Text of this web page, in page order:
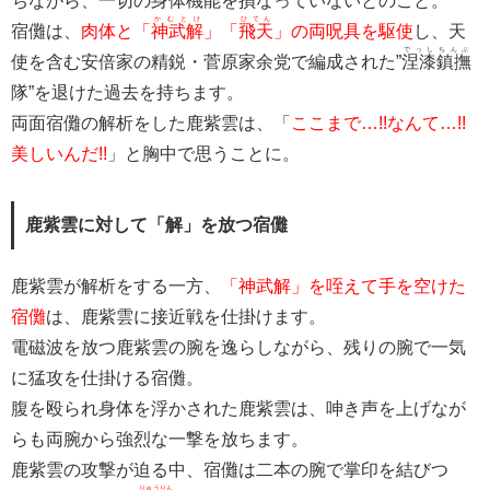
宿儺は、 肉体と「 神武解
かむとけ
」「 飛天
ひてん
」の両呪具を駆使 し、天
使を含む安倍家の精鋭・菅原家余党で編成された”涅漆
でっし
鎮撫
ちんぶ
隊”を退けた過去を持ちます。
両面宿儺の解析をした鹿紫雲は、「 ここまで…!!なんて…!!
美しいんだ!! 」と胸中で思うことに。
鹿紫雲に対して「解」を放つ宿儺
鹿紫雲が解析をする一方、
「神武解」を咥えて手を空けた
宿儺は、鹿紫雲に接近戦を仕掛けます。
電磁波を放つ鹿紫雲の腕を逸らしながら、残りの腕で一気
に猛攻を仕掛ける宿儺。
腹を殴られ身体を浮かされた鹿紫雲は、呻き声を上げなが
らも両腕から強烈な一撃を放ちます。
鹿紫雲の攻撃が迫る中、宿儺は二本の腕で掌印を結びつ
りゅうりん